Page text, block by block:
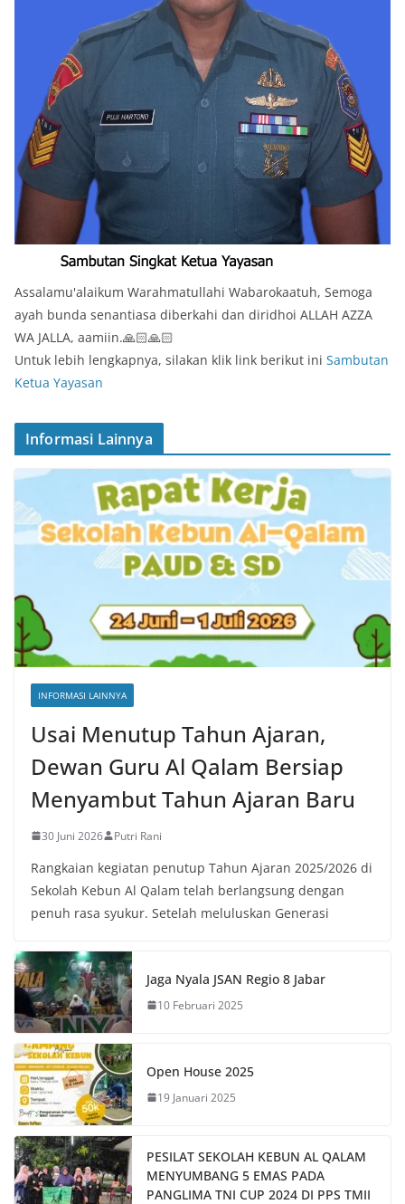
Assalamu'alaikum Warahmatullahi Wabarokaatuh, Semoga
ayah bunda senantiasa diberkahi dan diridhoi ALLAH AZZA
WA JALLA, aamiin.🙏🏻🙏🏻
Untuk lebih lengkapnya, silakan klik link berikut ini Sambutan
Ketua Yayasan
Informasi Lainnya
INFORMASI LAINNYA
Usai Menutup Tahun Ajaran,
Dewan Guru Al Qalam Bersiap
Menyambut Tahun Ajaran Baru
30 Juni 2026 Putri Rani
Rangkaian kegiatan penutup Tahun Ajaran 2025/2026 di
Sekolah Kebun Al Qalam telah berlangsung dengan
penuh rasa syukur. Setelah meluluskan Generasi
Jaga Nyala JSAN Regio 8 Jabar
10 Februari 2025
Open House 2025
19 Januari 2025
PESILAT SEKOLAH KEBUN AL QALAM
MENYUMBANG 5 EMAS PADA
PANGLIMA TNI CUP 2024 DI PPS TMII